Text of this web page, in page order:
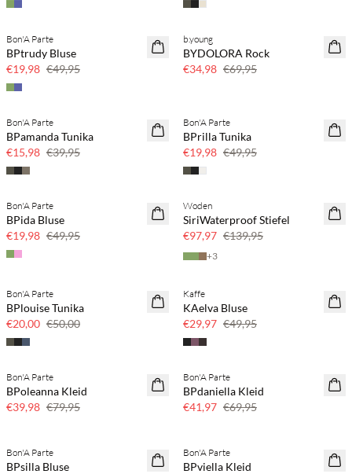
60 % Rabatt
Bon'A Parte
BPtrudy Bluse
€19,98 €49,95
50 % Rabatt
b.young
BYDOLORA Rock
€34,98 €69,95
60 % Rabatt
Bon'A Parte
BPamanda Tunika
€15,98 €39,95
60 % Rabatt
Bon'A Parte
BPrilla Tunika
€19,98 €49,95
60 % Rabatt
Bon'A Parte
BPida Bluse
€19,98 €49,95
30 % Rabatt
Woden
SiriWaterproof Stiefel
€97,97 €139,95
+3
60 % Rabatt
Bon'A Parte
BPlouise Tunika
€20,00 €50,00
40 % Rabatt
Kaffe
KAelva Bluse
€29,97 €49,95
50 % Rabatt
Bon'A Parte
BPoleanna Kleid
€39,98 €79,95
40 % Rabatt
Bon'A Parte
BPdaniella Kleid
€41,97 €69,95
40 % Rabatt
Bon'A Parte
BPsilla Bluse
40 % Rabatt
Bon'A Parte
BPviella Kleid